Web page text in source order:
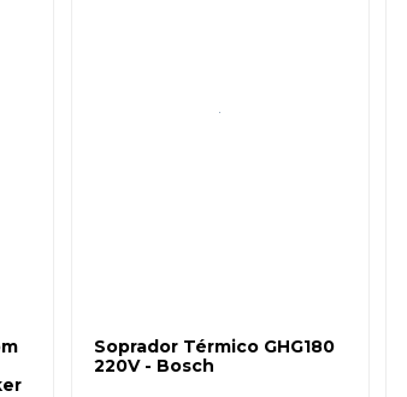
Soprador Térmico GHG180
220V - Bosch